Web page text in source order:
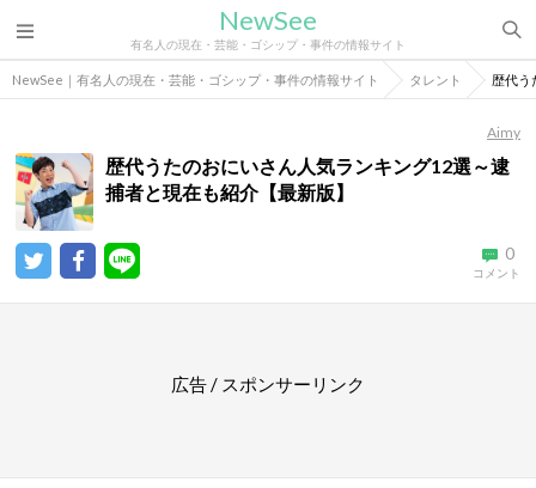
NewSee
有名人の現在・芸能・ゴシップ・事件の情報サイト
NewSee｜有名人の現在・芸能・ゴシップ・事件の情報サイト タレント 歴代う
Aimy
歴代うたのおにいさん人気ランキング12選～逮
捕者と現在も紹介【最新版】
0
コメント
広告 / スポンサーリンク